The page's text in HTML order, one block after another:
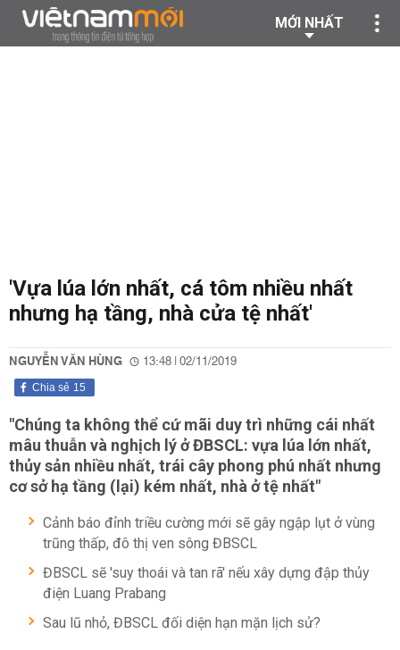
MỚI NHẤT
'Vựa lúa lớn nhất, cá tôm nhiều nhất
nhưng hạ tầng, nhà cửa tệ nhất'
NGUYỄN VĂN HÙNG 13:48 | 02/11/2019
15
Chia sẻ
"Chúng ta không thể cứ mãi duy trì những cái nhất
mâu thuẫn và nghịch lý ở ĐBSCL: vựa lúa lớn nhất,
thủy sản nhiều nhất, trái cây phong phú nhất nhưng
cơ sở hạ tầng (lại) kém nhất, nhà ở tệ nhất"
Cảnh báo đỉnh triều cường mới sẽ gây ngập lụt ở vùng
trũng thấp, đô thị ven sông ĐBSCL
ĐBSCL sẽ 'suy thoái và tan rã' nếu xây dựng đập thủy
điện Luang Prabang
Sau lũ nhỏ, ĐBSCL đối diện hạn mặn lịch sử?